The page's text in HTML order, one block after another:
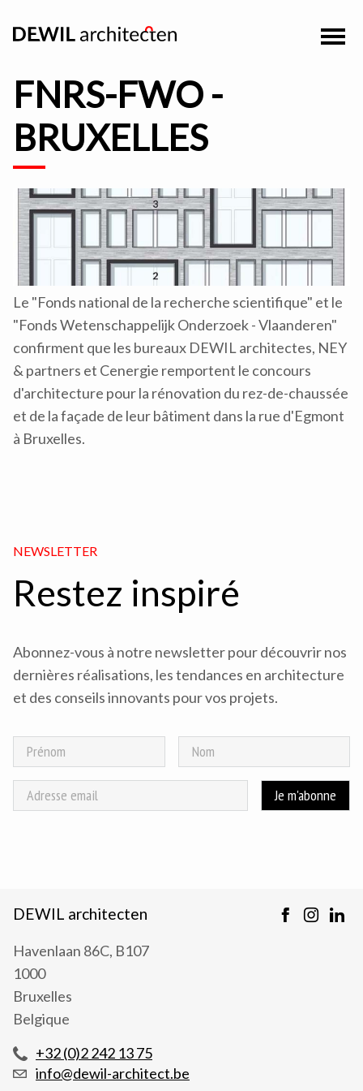
FNRS-FWO -
BRUXELLES
Le "Fonds national de la recherche scientifique" et le
"Fonds Wetenschappelijk Onderzoek - Vlaanderen"
confirment que les bureaux DEWIL architectes, NEY
& partners et Cenergie remportent le concours
d'architecture pour la rénovation du rez-de-chaussée
et de la façade de leur bâtiment dans la rue d'Egmont
à Bruxelles.
NEWSLETTER
Restez inspiré
Abonnez-vous à notre newsletter pour découvrir nos
dernières réalisations, les tendances en architecture
et des conseils innovants pour vos projets.
DEWIL architecten
Havenlaan 86C, B107
1000
Bruxelles
Belgique
+32 (0)2 242 13 75
info@dewil-architect.be